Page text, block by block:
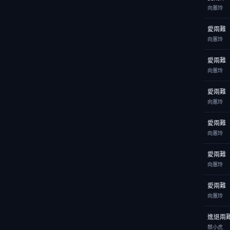
向蕙玲
愛兩難
向蕙玲
愛兩難
向蕙玲
愛兩難
向蕙玲
愛兩難
向蕙玲
愛兩難
向蕙玲
愛兩難
向蕙玲
進退兩
蔡小虎